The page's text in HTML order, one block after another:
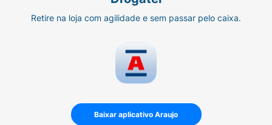
Retire na loja com agilidade e sem passar pelo caixa.
Baixar aplicativo Araujo